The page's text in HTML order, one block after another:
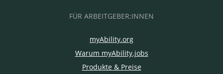
FÜR ARBEITGEBER:INNEN
myAbility.org
Warum myAbility.jobs
Produkte & Preise